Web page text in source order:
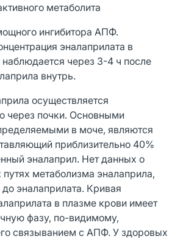
метаболита
ингибитора АПФ.
эналаприлата в
через 3-4 ч после
внутрь.
осуществляется
через почки. Основными
в моче, являются
приблизительно 40%
эналаприл. Нет данных о
метаболизма эналаприла,
эналаприлата. Кривая
в плазме крови имеет
фазу, по-видимому,
связыванием с АПФ. У здоровых